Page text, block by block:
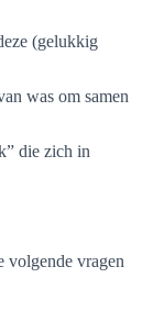
(gelukkig
was om samen
die zich in
volgende vragen